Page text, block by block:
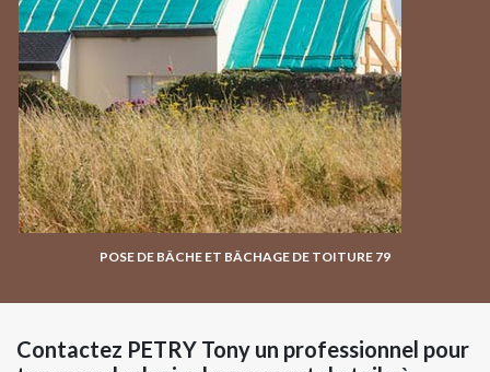
POSE DE BÂCHE ET BÂCHAGE DE TOITURE 79
Contactez PETRY Tony un professionnel pour